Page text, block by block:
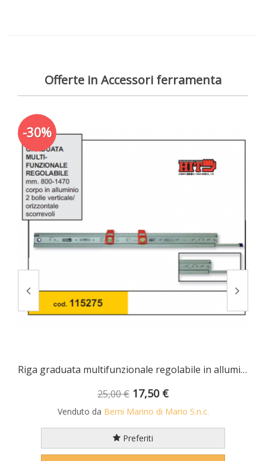
Offerte in Accessori ferramenta
-30%
Riga graduata multifunzionale regolabile in alluminio
25,00 € 17,50 €
Venduto da Berni Marino di Mario S.n.c.
Preferiti